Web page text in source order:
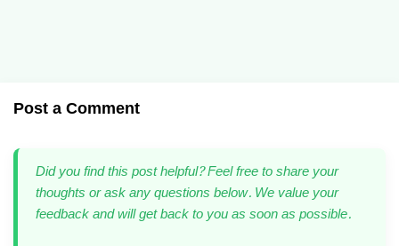
Post a Comment
Did you find this post helpful? Feel free to share your
thoughts or ask any questions below. We value your
feedback and will get back to you as soon as possible.